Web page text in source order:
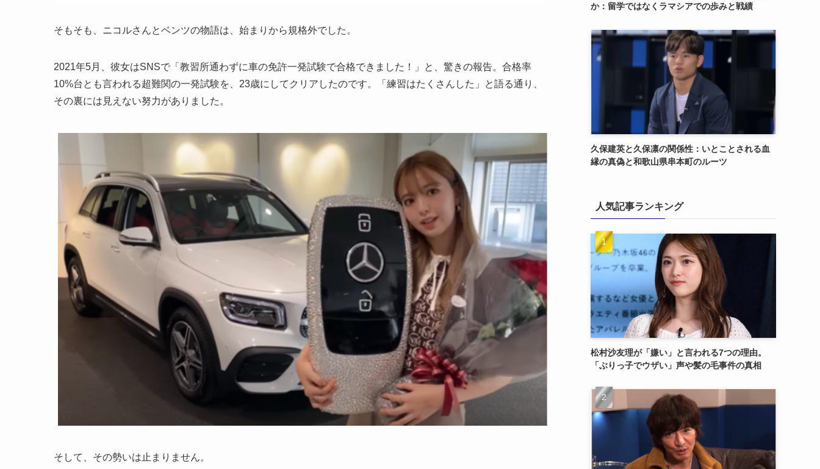
そもそも、ニコルさんとベンツの物語は、始まりから規格外でした。
2021年5月、彼女はSNSで「教習所通わずに車の免許一発試験で合格できました！」と、驚きの報告。合格率
10%台とも言われる超難関の一発試験を、23歳にしてクリアしたのです。「練習はたくさんした」と語る通り、
その裏には見えない努力がありました。
そして、その勢いは止まりません。
か：留学ではなくラマシアでの歩みと戦績
久保建英と久保凛の関係性：いとことされる血
縁の真偽と和歌山県串本町のルーツ
人気記事ランキング
松村沙友理が「嫌い」と言われる7つの理由。
「ぶりっ子でウザい」声や髪の毛事件の真相